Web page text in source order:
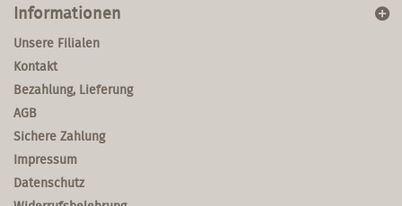
Informationen
Unsere Filialen
Kontakt
Bezahlung, Lieferung
AGB
Sichere Zahlung
Impressum
Datenschutz